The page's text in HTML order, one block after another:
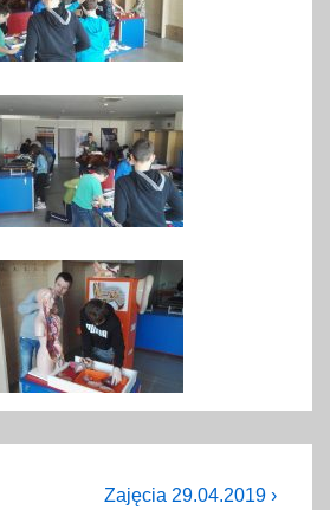
Next
Zajęcia 29.04.2019 ›